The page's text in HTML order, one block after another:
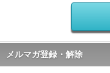
メルマガ登録・解除